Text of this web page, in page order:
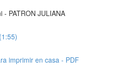
- PATRON JULIANA
imprimir en casa - PDF